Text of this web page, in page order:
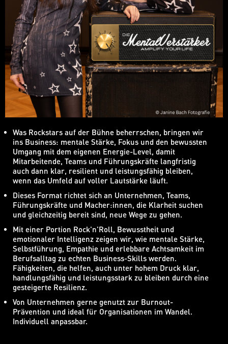
Was Rockstars auf der Bühne beherrschen, bringen wir
ins Business: mentale Stärke, Fokus und den bewussten
Umgang mit dem eigenen Energie-Level, damit
Mitarbeitende, Teams und Führungskräfte langfristig
auch dann klar, resilient und leistungsfähig bleiben,
wenn das Umfeld auf voller Lautstärke läuft.
Dieses Format richtet sich an Unternehmen, Teams,
Führungskräfte und Macher:innen, die Klarheit suchen
und gleichzeitig bereit sind, neue Wege zu gehen.
Mit einer Portion Rock'n'Roll, Bewusstheit und
emotionaler Intelligenz zeigen wir, wie mentale Stärke,
Selbstführung, Empathie und erlebbare Achtsamkeit im
Berufsalltag zu echten Business-Skills werden.
Fähigkeiten, die helfen, auch unter hohem Druck klar,
handlungsfähig und leistungsstark zu bleiben durch eine
gesteigerte Resilienz.
Von Unternehmen gerne genutzt zur Burnout-
Prävention und ideal für Organisationen im Wandel.
Individuell anpassbar.